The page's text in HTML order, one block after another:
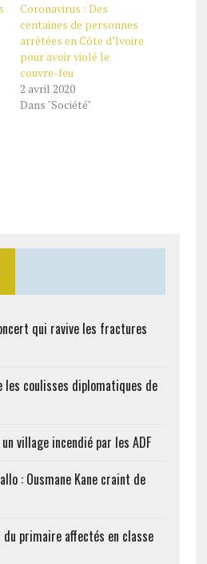
Coronavirus : Des
centaines de personnes
arrêtées en Côte d’Ivoire
pour avoir violé le
couvre-feu
2 avril 2020
Dans "Société"
qui ravive les fractures
les coulisses diplomatiques de
village incendié par les ADF
: Ousmane Kane craint de
du primaire affectés en classe